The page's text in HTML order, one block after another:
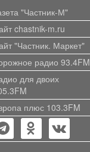
"Частник-М"
chastnik-m.ru
"Частник. Маркет"
радио 93.4FM
для двоих
плюс 103.3FM